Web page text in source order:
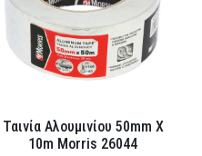
Ταινία Αλουμινίου 50mm X
10m Morris 26044